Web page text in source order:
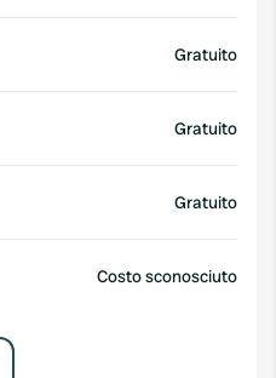
Gratuito
Gratuito
Gratuito
Costo sconosciuto